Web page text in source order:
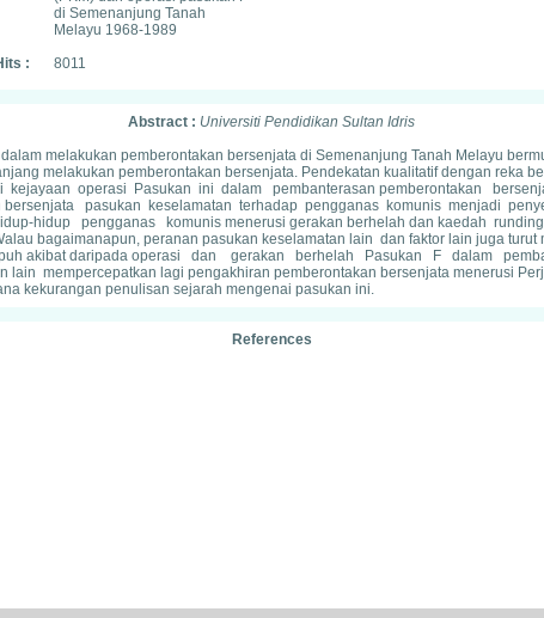
di Semenanjung Tanah
Melayu 1968-1989
:
8011
Abstract : Universiti Pendidikan Sultan Idris
melakukan pemberontakan bersenjata di Semenanjung Tanah Melayu
melakukan pemberontakan bersenjata. Pendekatan kualitatif dengan reka
kejayaan operasi Pasukan ini dalam pembanterasan pemberontakan
pasukan keselamatan terhadap pengganas komunis menjadi
pengganas komunis menerusi gerakan berhelah dan kaedah
bagaimanapun, peranan pasukan keselamatan lain dan faktor lain juga
akibat daripada operasi dan gerakan berhelah Pasukan F dalam
mempercepatkan lagi pengakhiran pemberontakan bersenjata menerusi
kekurangan penulisan sejarah mengenai pasukan ini.
References